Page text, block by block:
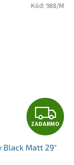
Z
A
ZADARMO
Black Matt 29"
Kód: 988/M